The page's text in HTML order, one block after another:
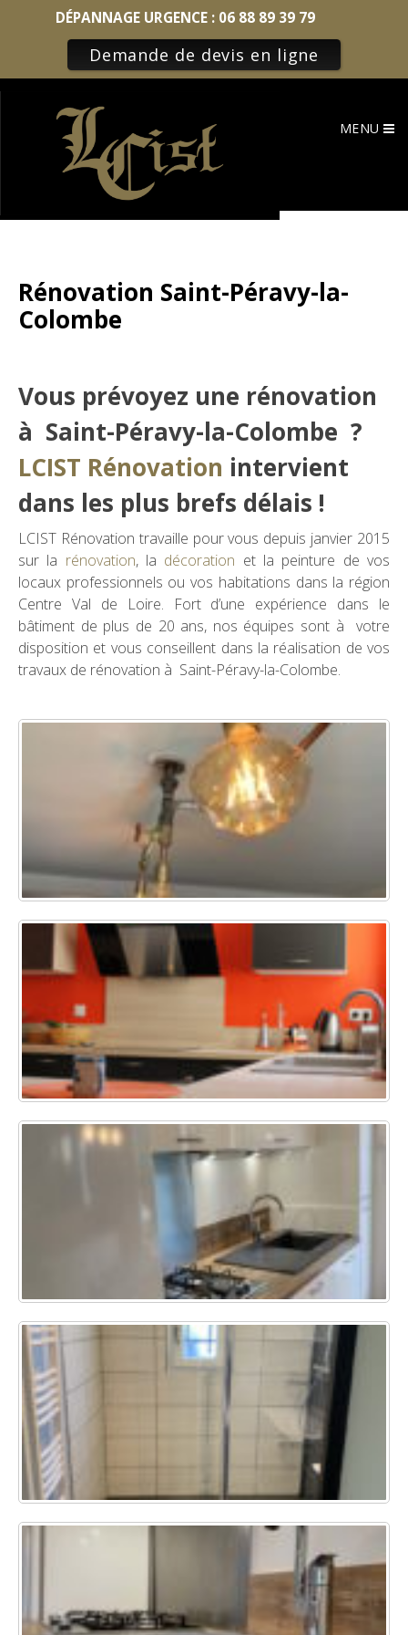
Skip
MENU
Rénovation Saint-Péravy-la-
Colombe
Vous prévoyez une rénovation
à Saint-Péravy-la-Colombe ?
LCIST Rénovation intervient
dans les plus brefs délais !
LCIST Rénovation travaille pour vous depuis janvier 2015
sur la rénovation, la décoration et la peinture de vos
locaux professionnels ou vos habitations dans la région
Centre Val de Loire. Fort d’une expérience dans le
bâtiment de plus de 20 ans, nos équipes sont à votre
disposition et vous conseillent dans la réalisation de vos
travaux de rénovation à Saint-Péravy-la-Colombe.
DÉPANNAGE URGENCE : 06 88 89 39 79
Demande de devis en ligne